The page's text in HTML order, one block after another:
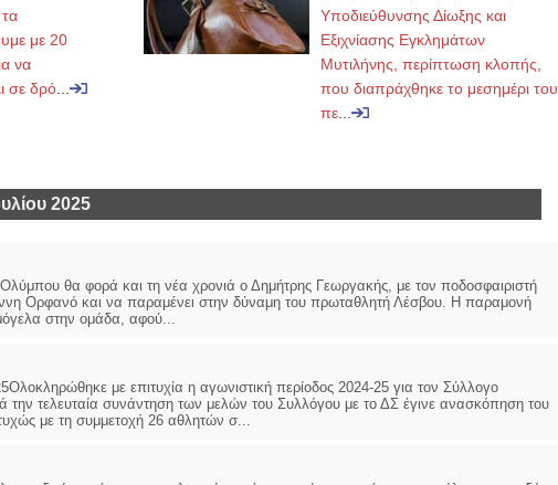
με 20
να
σε δρό...
Υποδιεύθυνσης Δίωξης και
Εξιχνίασης Εγκλημάτων
Μυτιλήνης, περίπτωση κλοπής,
που διαπράχθηκε το μεσημέρι του
πε...
2025
θα φορά και τη νέα χρονιά ο Δημήτρης Γεωργακής, με τον ποδοσφαιριστή
Ορφανό και να παραμένει στην δύναμη του πρωταθλητή Λέσβου. Η παραμονή
στην ομάδα, αφού...
με επιτυχία η αγωνιστική περίοδος 2024-25 για τον Σύλλογο
την τελευταία συνάντηση των μελών του Συλλόγου με το ΔΣ έγινε ανασκόπηση του
με τη συμμετοχή 26 αθλητών σ...